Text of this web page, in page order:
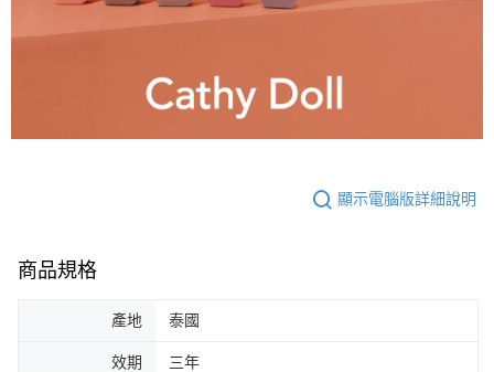
顯示電腦版詳細說明
商品規格
產地 泰國
效期 三年